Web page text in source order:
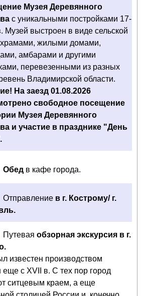
Музея Деревянного
с уникальными постройками 17-
Музей выстроен в виде сельской
жилыми домами,
амбарами и другими
перевезенными из разных
Владимирской области.
На заезд 01.08.2026
свободное посещение
Музея Деревянного
и участие в празднике "День
Обед в кафе города.
Отправление в г. Кострому/ г.
Путевая обзорная экскурсия в г.
известен производством
еще с XVII в. С тех пор город
ситцевым краем, а еще